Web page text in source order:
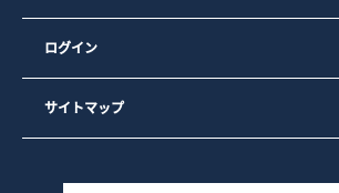
ログイン
サイトマップ